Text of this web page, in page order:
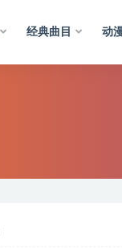
经典曲目 动